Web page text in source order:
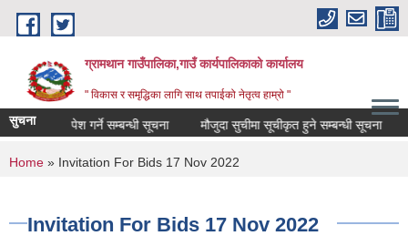
Skip to main content
ग्रामथान गाउँपालिका,गाउँ कार्यपालिकाको कार्यालय
" विकास र समृद्धिका लागि साथ तपाईको नेतृत्व हाम्रो "
सुचना
प्रस्ताव पेश गर्ने सम्बन्धी सूचना मौजुदा सुचीमा सूचीकृत हुने सम्बन्धी सूचना
You are here
Home » Invitation For Bids 17 Nov 2022
Invitation For Bids 17 Nov 2022